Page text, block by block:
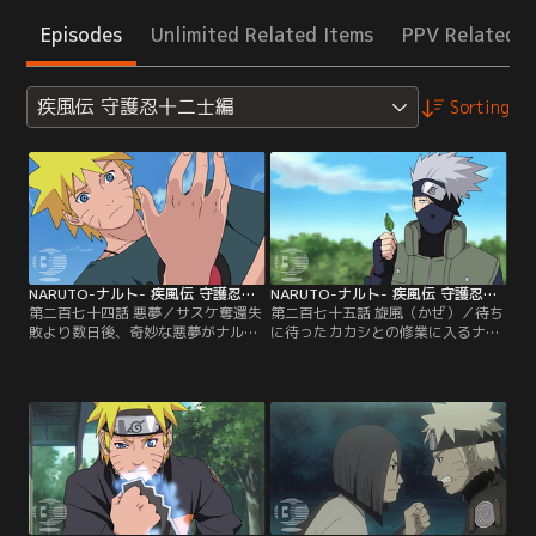
Episodes Unlimited Related Items PPV Related
疾風伝 守護忍十二士編 Sorting
NARUTO-ナルト- 疾風伝 守護忍十二士編 第274話
第二百七十四話 悪夢／サスケ奪還失
敗より数日後、奇妙な悪夢がナルト
いての本を読み漁るサイに遭遇。皆
に馴染もうとする努力を見て取り、
カカシの見舞いにサイを誘う。病院
を訪れたナルトたちだが、そこでカ
カシはナルトにある提案をする。
【提供：バンダイチャンネル】
NARUTO-ナルト- 疾風伝 守護忍十二士編 第275話
第二百七十五話 旋風（かぜ）／待ち
に待ったカカシとの修業に入るナル
っておきの修業方法とは。そのため
の強力な助っ人の登場にテンション
があがるナルトは、さらに新術開発
に必要になる己の「チャクラの性
質」を調べることになるが…。【提
供：バンダイチャンネル】